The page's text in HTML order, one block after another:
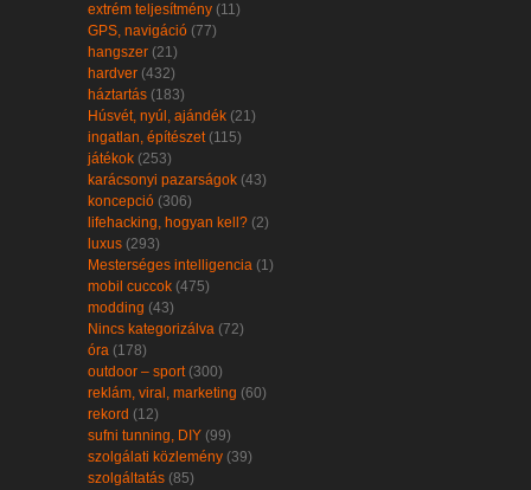
extrém teljesítmény (11)
GPS, navigáció (77)
hangszer (21)
hardver (432)
háztartás (183)
Húsvét, nyúl, ajándék (21)
ingatlan, építészet(115)
játékok (253)
karácsonyi pazarságok (43)
koncepció (306)
lifehacking, hogyan kell? (2)
luxus (293)
Mesterséges intelligencia (1)
mobil cuccok (475)
modding (43)
Nincs kategorizálva (72)
óra (178)
outdoor – sport(300)
reklám, viral, marketing (60)
rekord (12)
sufni tunning, DIY (99)
szolgálati közlemény (39)
szolgáltatás (85)